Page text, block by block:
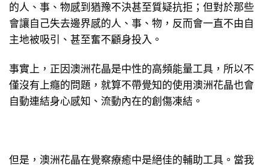
的人、事、物感到猶豫不決甚至質疑抗拒；但對於那些
會讓自己失去邊界感的人、事、物，反而會一直不由自
主地被吸引、甚至奮不顧身投入。
事實上，正因澳洲花晶是中性的高頻能量工具，所以不
僅沒有上癮的問題，就算不帶覺知的使用澳洲花晶也會
自動連結身心感知、流動內在的創傷凍結。
但是，澳洲花晶在覺察療癒中是絕佳的輔助工具。當我